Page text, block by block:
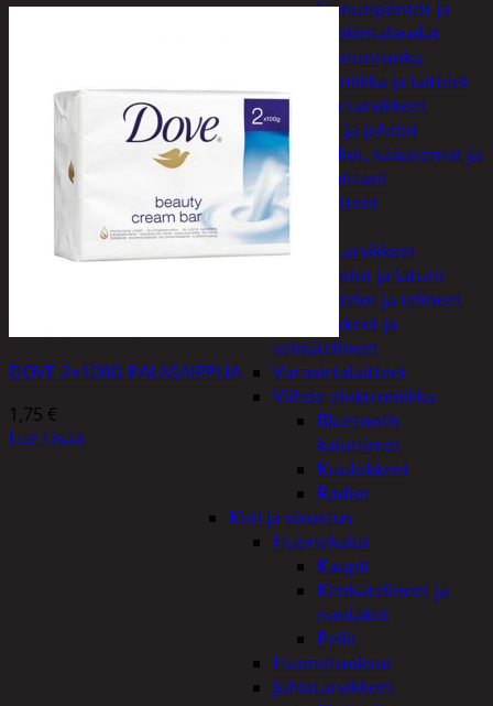
Linnunpöntöt ja
ruokintalaudat
Linnunruoka
Kodin elektroniikka ja laitteet
Imurit ja tarvikkeet
Kaapelit ja johdot
Kelloradiot, sääasemat ja
lämpömittarit
Oheislaitteet
Paristot
Puhelintarvikkeet
Johdot ja laturit
Kotelot ja telineet
Tv-tarvikkeet ja
seinätelineet
Varavirtalaitteet
Viihde-elektroniikka
Bluetooth
kaiuttimet
Kuulokkeet
Radiot
Koti ja sisustus
Huonekalut
Kaapit
Kenkätelineet ja
naulakot
Peilit
Huonetuoksut
Juhlatarvikkeet
DOVE 2×100G PALASAIPPUA
1,75 €
Lue Lisää